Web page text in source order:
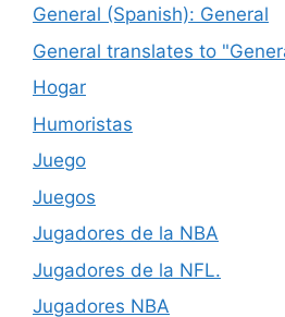
General (Spanish): General
General translates to
Hogar
Humoristas
Juego
Juegos
Jugadores de la NBA
Jugadores de la NFL.
Jugadores NBA